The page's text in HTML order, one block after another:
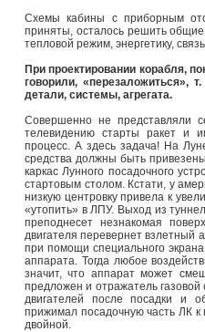
Схемы кабины с приборным
приняты, осталось решить общие
тепловой режим, энергетику,
При проектировании корабля,
говорили, «перезаложиться»,
детали, системы, агрегата.
Совершенно не представляли
телевидению старты ракет и
процесс. А здесь задача! На
средства должны быть
каркас Лунного посадочного
стартовым столом. Кстати, у
низкую центровку привела к
«утопить» в ЛПУ. Выход из
преподнесет незнакомая
двигателя перевернет взлетный
при помощи специального
аппарата. Тогда любое
значит, что аппарат может
предложен и отражатель
двигателей после посадки и
прижимал посадочную часть ЛК
двойной.